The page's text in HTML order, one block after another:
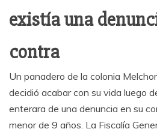
existía una
contra
Un panadero de la colonia
decidió acabar con su vida luego
enterara de una denuncia en su
menor de 9 años. La Fiscalía